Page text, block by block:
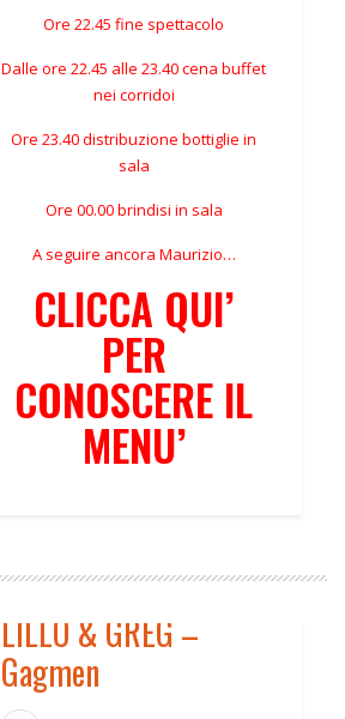
Ore 22.45 fine spettacolo
Dalle ore 22.45 alle 23.40 cena buffet
nei corridoi
Ore 23.40 distribuzione bottiglie in
sala
Ore 00.00 brindisi in sala
A seguire ancora Maurizio…
CLICCA QUI’
PER
CONOSCERE IL
MENU’
LILLO & GREG –
Gagmen